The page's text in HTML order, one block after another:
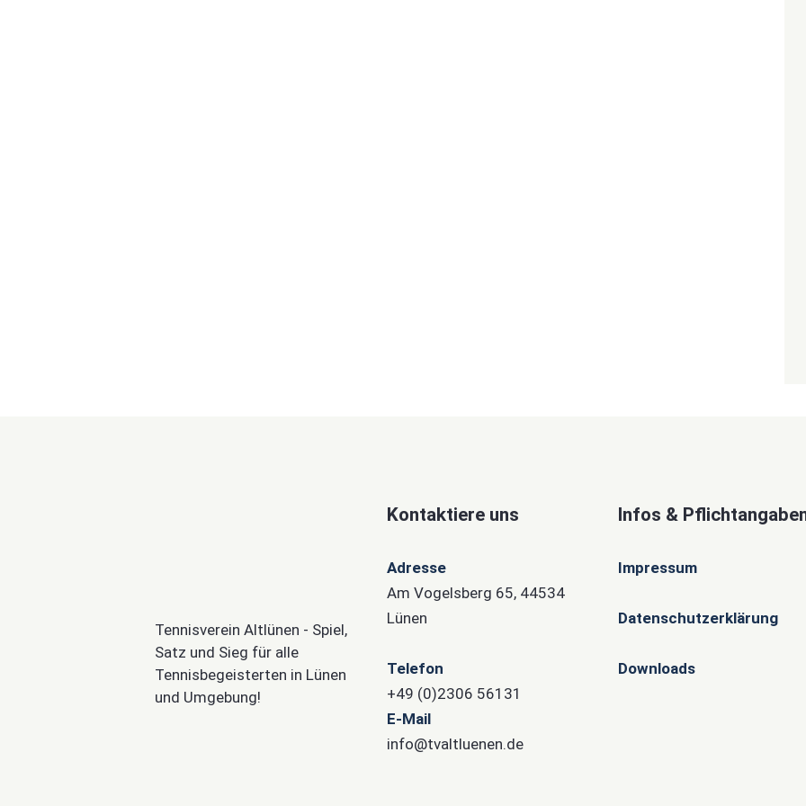
Tennisverein Altlünen - Spiel,
Satz und Sieg für alle
Tennisbegeisterten in Lünen
und Umgebung!
Kontaktiere uns
Adresse
Am Vogelsberg 65, 44534
Lünen
Telefon
+49 (0)2306 56131
E-Mail
info@tvaltluenen.de
Infos &
Impressum
Datenschutzerklärung
Downloads